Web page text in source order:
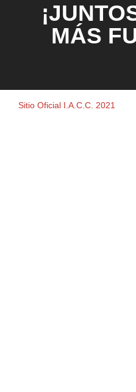
MÁS
Sitio Oficial I.A.C.C. 2021